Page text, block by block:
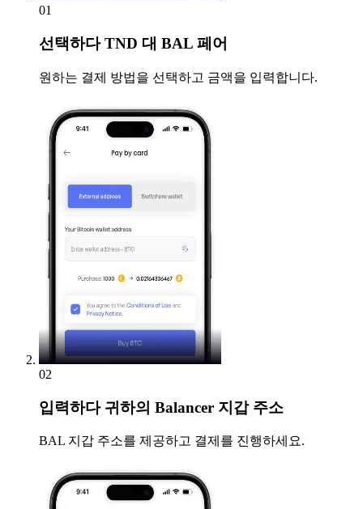
01
선택하다TND 대 BAL 페어
원하는 결제 방법을 선택하고 금액을 입력합니다.
02
입력하다귀하의 Balancer 지갑 주소
BAL 지갑 주소를 제공하고 결제를 진행하세요.